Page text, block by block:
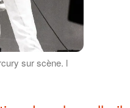
sur scène. l